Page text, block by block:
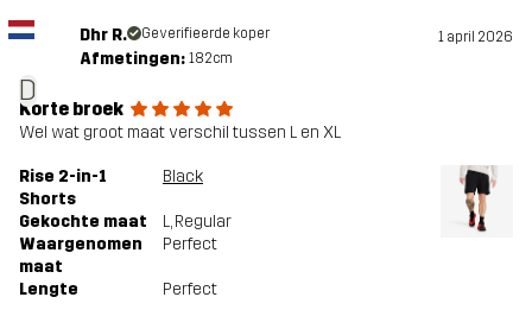
D
Dhr R. Geverifieerde koper 1 april 2026
Afmetingen: 182cm
Korte broek
Wel wat groot maat verschil tussen L en XL
Rise 2-in-1
Shorts
Black
Gekochte maat L, Regular
Waargenomen
maat
Perfect
Lengte Perfect